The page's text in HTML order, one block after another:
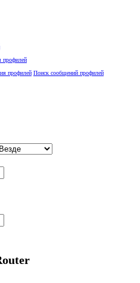
профилей
профилей Поиск сообщений профилей